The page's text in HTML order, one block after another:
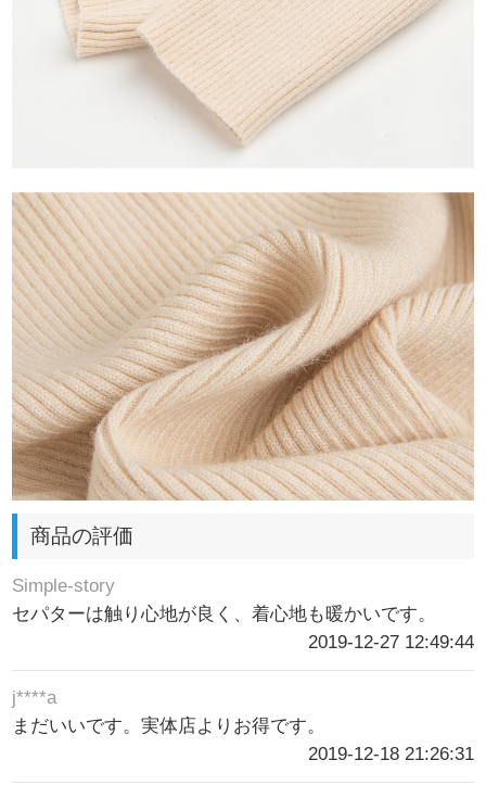
商品の評価
Simple-story
セパターは触り心地が良く、着心地も暖かいです。
2019-12-27 12:49:44
j****a
まだいいです。実体店よりお得です。
2019-12-18 21:26:31